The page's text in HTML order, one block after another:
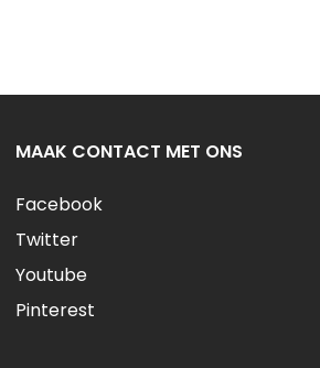
MAAK CONTACT MET ONS
Facebook
Twitter
Youtube
Pinterest